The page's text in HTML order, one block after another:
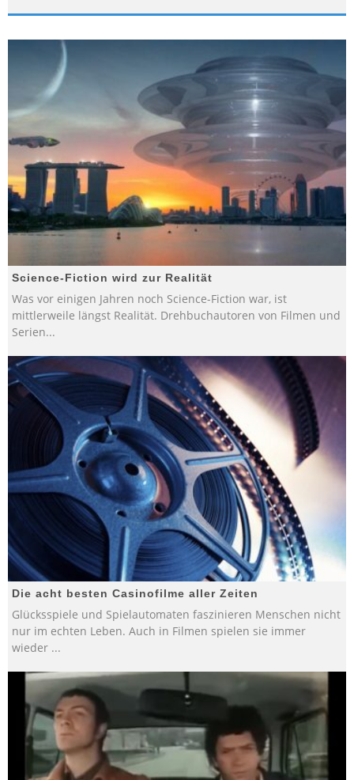
Science-Fiction wird zur Realität
Was vor einigen Jahren noch Science-Fiction war, ist
mittlerweile längst Realität. Drehbuchautoren von Filmen und
Serien...
Die acht besten Casinofilme aller Zeiten
Glücksspiele und Spielautomaten faszinieren Menschen nicht
nur im echten Leben. Auch in Filmen spielen sie immer
wieder ...